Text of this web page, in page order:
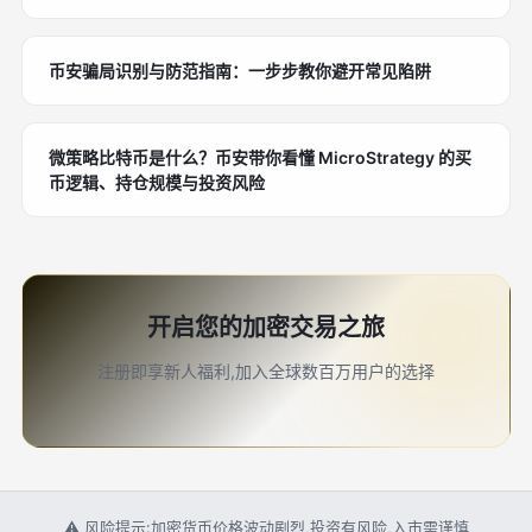
币安骗局识别与防范指南：一步步教你避开常见陷阱
微策略比特币是什么？币安带你看懂 MicroStrategy 的买
币逻辑、持仓规模与投资风险
开启您的加密交易之旅
注册即享新人福利,加入全球数百万用户的选择
⚠ 风险提示:加密货币价格波动剧烈,投资有风险,入市需谨慎